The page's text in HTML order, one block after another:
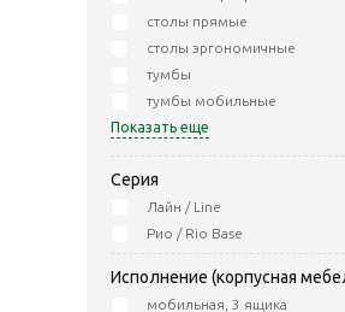
столы прямые
столы эргономичные
тумбы
тумбы мобильные
Показать еще
Серия
Лайн / Line
Рио / Rio Base
Исполнение (корпусная
мобильная, 3 ящика